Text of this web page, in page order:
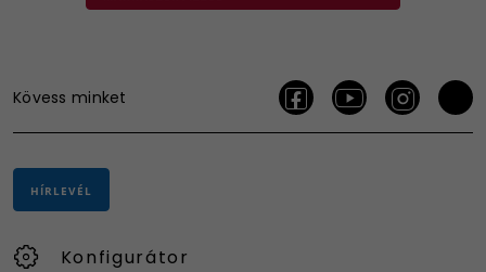
Kövess minket
HÍRLEVÉL
Konfigurátor